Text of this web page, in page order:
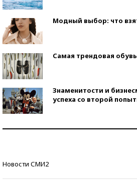
Модный выбор: что
Самая трендовая обувь
Знаменитости и
успеха со второй
Новости СМИ2